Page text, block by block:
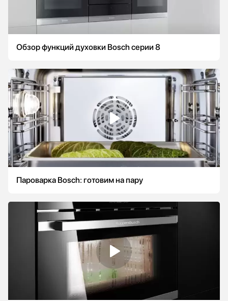
Обзор функций духовки Bosch серии 8
Пароварка Bosch: готовим на пару